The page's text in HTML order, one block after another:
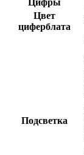
Цифры
Цвет
циферблата
Подсветка